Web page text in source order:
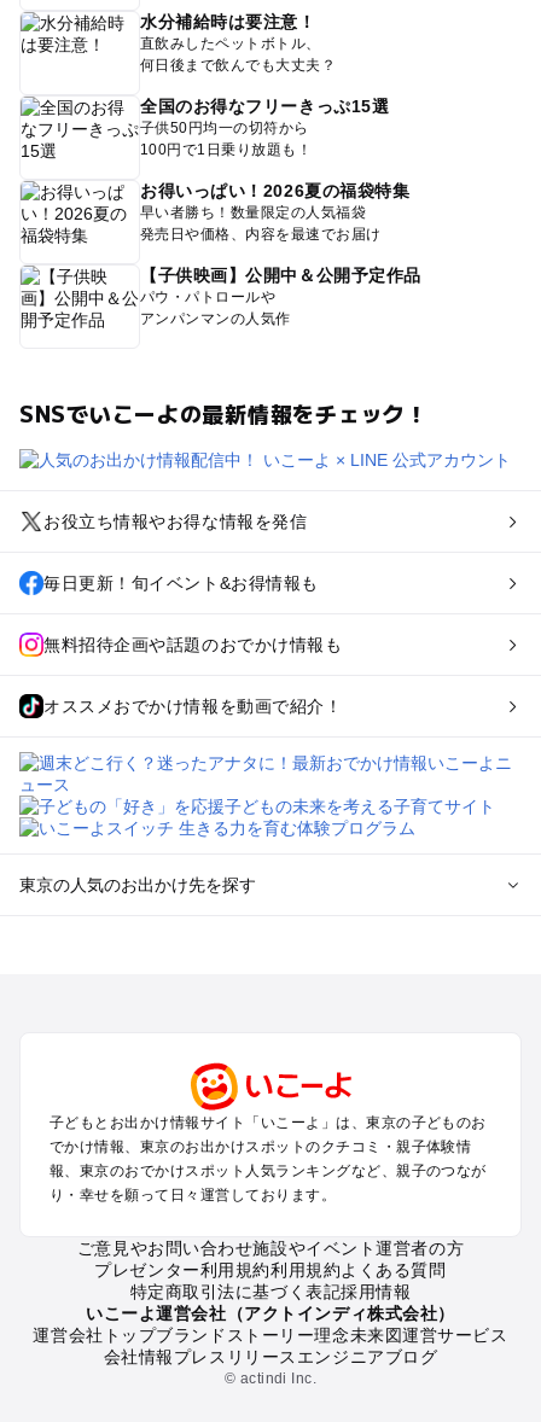
水分補給時は要注意！
直飲みしたペットボトル、
何日後まで飲んでも大丈夫？
全国のお得なフリーきっぷ15選
子供50円均一の切符から
100円で1日乗り放題も！
お得いっぱい！2026夏の福袋特集
早い者勝ち！数量限定の人気福袋
発売日や価格、内容を最速でお届け
【子供映画】公開中＆公開予定作品
パウ・パトロールや
アンパンマンの人気作
SNSでいこーよの最新情報をチェック！
お役立ち情報やお得な情報を発信
毎日更新！旬イベント&お得情報も
無料招待企画や話題のおでかけ情報も
オススメおでかけ情報を動画で紹介！
東京の人気のお出かけ先を探す
町田・相模原・愛川・上野原のプールお出かけ
渋谷・原宿・恵比寿・中目黒・自由が丘のプールお出かけ
池袋・赤羽・王子・巣鴨・目白・石神井のプールお出かけ
新宿・高田馬場・代々木・千駄ヶ谷のプールお出かけ
銀座・丸の内・日本橋・有楽町・築地・月島のプールお出かけ
小金井・小平・西東京・東村山・東久留米のプールお出かけ
府中・調布・狛江のプールお出かけ
青梅・奥多摩のプールお出かけ
蒲田・大森・羽田周辺のプールお出かけ
葛西・新木場・亀戸・亀有・柴又のプールお出かけ
北千住・日暮里・荒川のプールお出かけ
子どもとお出かけ情報サイト「いこーよ」は、東京の子どものお
でかけ情報、東京のお出かけスポットのクチコミ・親子体験情
報、東京のおでかけスポット人気ランキングなど、親子のつなが
り・幸せを願って日々運営しております。
ご意見やお問い合わせ施設やイベント運営者の方
プレゼンター利用規約利用規約よくある質問
特定商取引法に基づく表記採用情報
いこーよ運営会社（アクトインディ株式会社）
運営会社トップブランドストーリー理念未来図運営サービス
会社情報プレスリリース エンジニアブログ
© actindi Inc.